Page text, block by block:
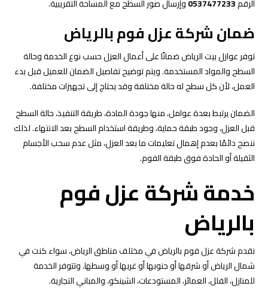
الرقم0537477233وإرسال صور السطح مع المساحة التقريبية.
ضمان شركة عزل فوم بالرياض
توفر عوازل بيت الرياض ضمانًا على أعمال العزل حسب نوع الخدمة وحالة
السطح والمواد المستخدمة. ويتم توضيح تفاصيل الضمان للعميل قبل بدء
العمل، لأن كل سطح له حالة مختلفة وقد يحتاج إلى تجهيزات مختلفة.
الضمان يرتبط بعدة عوامل، منها جودة المادة، طريقة التنفيذ، حالة السطح
قبل العزل، وجود طبقة حماية، وطريقة استخدام السطح بعد الانتهاء. لذلك
ننصح دائمًا بعدم إهمال تعليمات ما بعد العزل، مثل عدم سحب الأجسام
الثقيلة أو الحادة فوق طبقة الفوم.
خدمة شركة عزل فوم
بالرياض
نقدم شركة عزل فوم بالرياض في مختلف مناطق الرياض، سواء كنت في
شمال الرياض أو شرقها أو جنوبها أو غربها أو وسطها. وتتوفر الخدمة
للمنازل، الفلل، العمائر، المستودعات، الشينكو، والمباني التجارية.